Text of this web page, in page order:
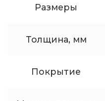
Размеры
Толщина, мм
Покрытие